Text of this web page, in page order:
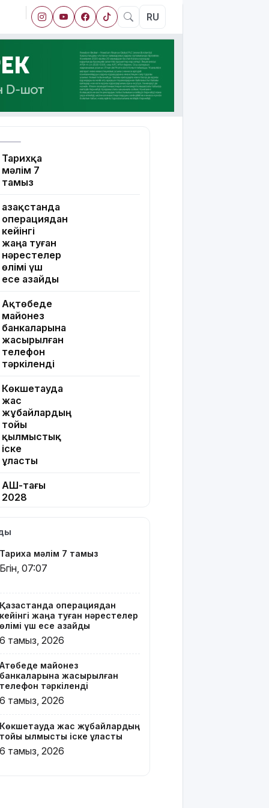
RU
Тарихқа
мәлім 7
тамыз
Қазақстанда
операциядан
кейінгі
жаңа туған
нәрестелер
өлімі үш
есе азайды
Ақтөбеде
майонез
банкаларына
жасырылған
телефон
тәркіленді
Көкшетауда
жас
жұбайлардың
тойы
қылмыстық
іске
ұласты
АҚШ-тағы
2028
Трамп
басымдық
бере
Онлайн-
казиноны
жарнамалаған
Қайсар
жылға
сотталуы
мүмкін
облысында
жылына 6
мың тонна
Тарихқа мәлім 7 тамыз
Бүгін, 07:07
Қазақстанда операциядан
кейінгі жаңа туған нәрестелер
өлімі үш есе азайды
6 тамыз, 2026
Ақтөбеде майонез
банкаларына жасырылған
телефон тәркіленді
6 тамыз, 2026
Көкшетауда жас жұбайлардың
тойы қылмыстық іске ұласты
6 тамыз, 2026